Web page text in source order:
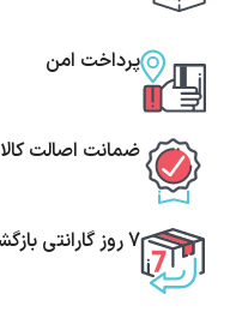
پرداخت امن
ضمانت اصالت کالا
7 روز گارانتی بازگشت وجه